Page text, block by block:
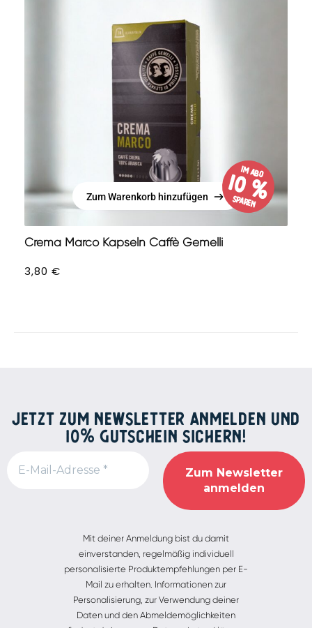
Zum Warenkorb hinzufügen
Zum Warenkorb hinzufügen
im Abo
10 %
sparen
Crema Marco Kapseln Caffè Gemelli
3,80 €
JETZT ZUM NEWSLETTER ANMELDEN UND
10% GUTSCHEIN SICHERN!
Mit deiner Anmeldung bist du damit
einverstanden, regelmäßig individuell
personalisierte Produktempfehlungen per E-
Mail zu erhalten. Informationen zur
Personalisierung, zur Verwendung deiner
Daten und den Abmeldemöglichkeiten